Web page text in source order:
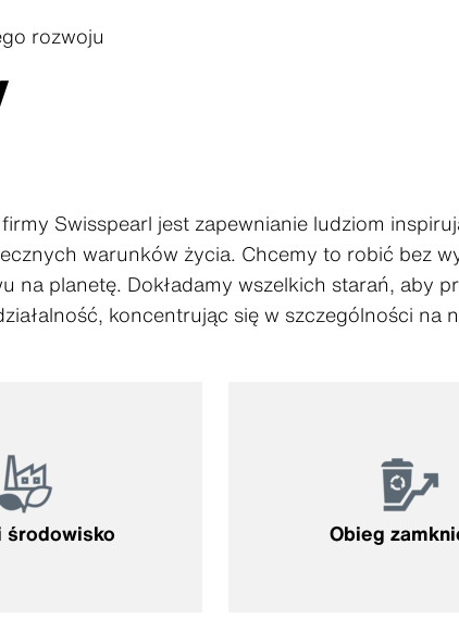
rozwoju
Swisspearl jest zapewnianie ludziom
warunków życia. Chcemy to robić bez
na planetę. Dokładamy wszelkich starań, aby
koncentrując się w szczególności na
środowisko Obieg